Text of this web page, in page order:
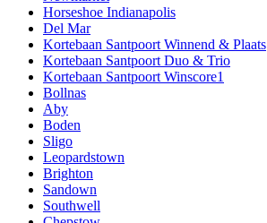
Horseshoe Indianapolis
Del Mar
Kortebaan Santpoort Winnend & Plaats
Kortebaan Santpoort Duo & Trio
Kortebaan Santpoort Winscore1
Bollnas
Aby
Boden
Sligo
Leopardstown
Brighton
Sandown
Southwell